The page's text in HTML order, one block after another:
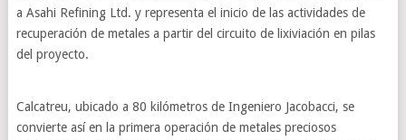
a Asahi Refining Ltd. y representa el inicio de las actividades de
recuperación de metales a partir del circuito de lixiviación en pilas
del proyecto.
Calcatreu, ubicado a 80 kilómetros de Ingeniero Jacobacci, se
convierte así en la primera operación de metales preciosos